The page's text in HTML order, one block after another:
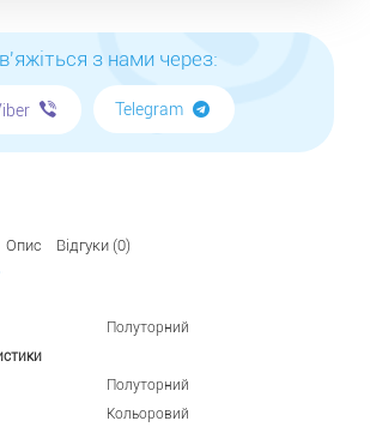
з нами через:
Telegram
Опис Відгуки (0)
Полуторний
Полуторний
Кольоровий